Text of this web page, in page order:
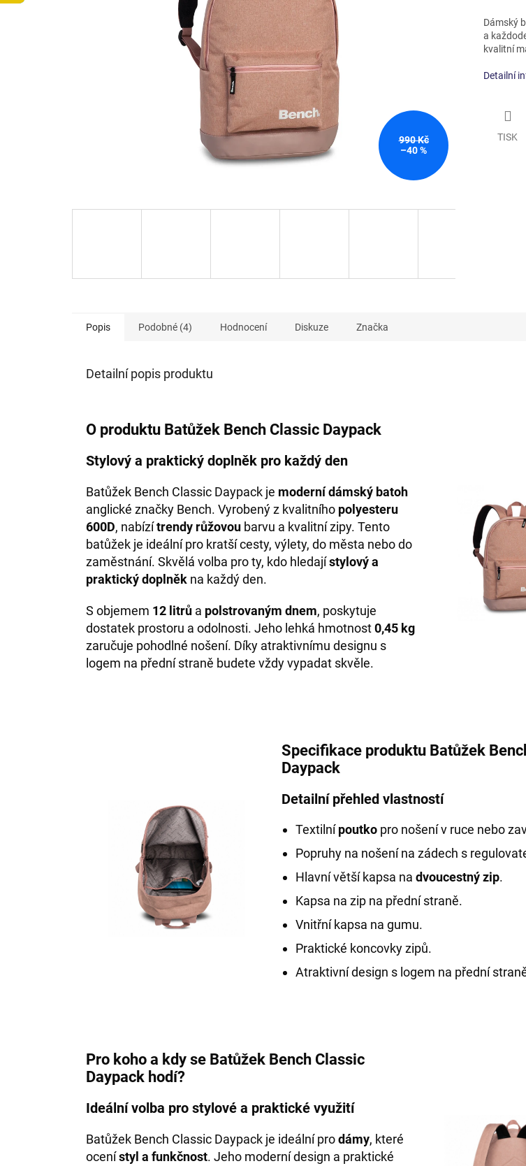
990 Kč
–40 %
Dámský
a
kvalitní
Detailní
TISK
Popis Podobné (4) Hodnocení Diskuze Značka
Detailní popis produktu
O produktu Batůžek Bench Classic Daypack
Stylový a praktický doplněk pro každý den
Batůžek Bench Classic Daypack je moderní dámský batoh
anglické značky Bench. Vyrobený z kvalitního polyesteru
600D, nabízítrendy růžovou barvu a kvalitní zipy. Tento
batůžek je ideální pro kratší cesty, výlety, do města nebo do
zaměstnání. Skvělá volba pro ty, kdo hledajístylový a
praktický doplněk na každý den.
S objemem 12 litrů a polstrovaným dnem, poskytuje
dostatek prostoru a odolnosti. Jeho lehká hmotnost0,45 kg
zaručuje pohodlné nošení. Díky atraktivnímu designu s
logem na přední straně budete vždy vypadat skvěle.
Specifikace produktu Batůžek
Daypack
Detailní přehled vlastností
Textilnípoutko pro nošení v ruce nebo
Popruhy na nošení na zádech s
Hlavní větší kapsa na dvoucestný zip.
Kapsa na zip na přední straně.
Vnitřní kapsa na gumu.
Praktické koncovky zipů.
Atraktivní design s logem na přední
Pro koho a kdy se Batůžek Bench Classic
Daypack hodí?
Ideální volba pro stylové a praktické využití
Batůžek Bench Classic Daypack je ideální prodámy, které
ocenístyl a funkčnost. Jeho moderní design a praktické